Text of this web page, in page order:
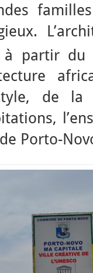
partir du
de la
Porto-